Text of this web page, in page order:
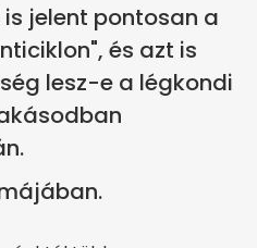
jelent pontosan a
és azt is
lesz-e a légkondi